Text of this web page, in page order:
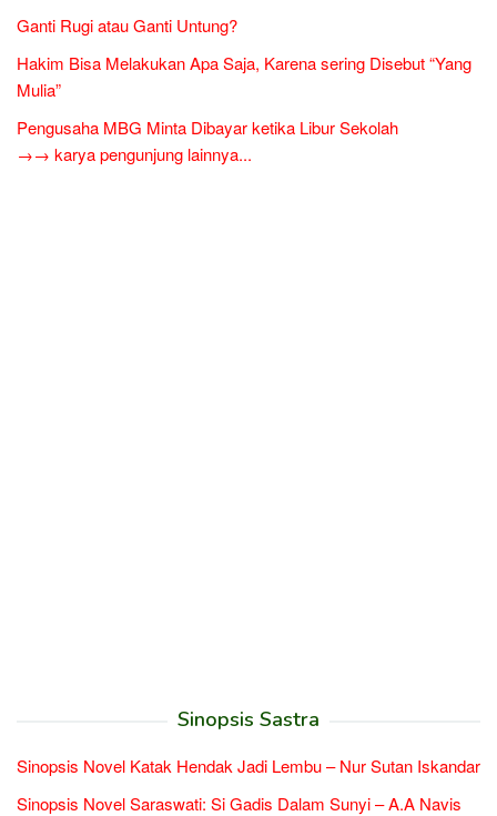
Ganti Rugi atau Ganti Untung?
Hakim Bisa Melakukan Apa Saja, Karena sering Disebut “Yang
Mulia”
Pengusaha MBG Minta Dibayar ketika Libur Sekolah
→→ karya pengunjung lainnya...
Sinopsis Sastra
Sinopsis Novel Katak Hendak Jadi Lembu – Nur Sutan Iskandar
Sinopsis Novel Saraswati: Si Gadis Dalam Sunyi – A.A Navis